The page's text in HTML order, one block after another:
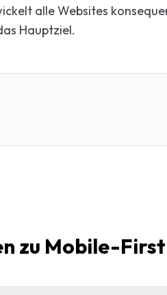
alle Websites
Hauptziel.
zu Mobile-